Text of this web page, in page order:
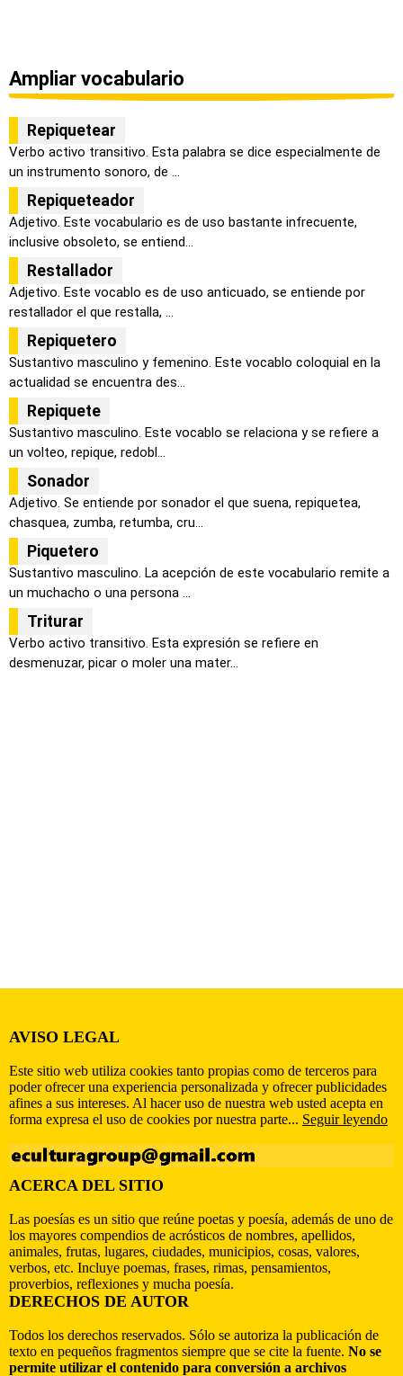
Ampliar vocabulario
Repiquetear
Verbo activo transitivo. Esta palabra se dice especialmente de
un instrumento sonoro, de ...
Repiqueteador
Adjetivo. Este vocabulario es de uso bastante infrecuente,
inclusive obsoleto, se entiend...
Restallador
Adjetivo. Este vocablo es de uso anticuado, se entiende por
restallador el que restalla, ...
Repiquetero
Sustantivo masculino y femenino. Este vocablo coloquial en la
actualidad se encuentra des...
Repiquete
Sustantivo masculino. Este vocablo se relaciona y se refiere a
un volteo, repique, redobl...
Sonador
Adjetivo. Se entiende por sonador el que suena, repiquetea,
chasquea, zumba, retumba, cru...
Piquetero
Sustantivo masculino. La acepción de este vocabulario remite a
un muchacho o una persona ...
Triturar
Verbo activo transitivo. Esta expresión se refiere en
desmenuzar, picar o moler una mater...
AVISO LEGAL
Este sitio web utiliza cookies tanto propias como de terceros para
poder ofrecer una experiencia personalizada y ofrecer publicidades
afines a sus intereses. Al hacer uso de nuestra web usted acepta en
forma expresa el uso de cookies por nuestra parte... Seguir leyendo
ACERCA DEL SITIO
Las poesías es un sitio que reúne poetas y poesía, además de uno de
los mayores compendios de acrósticos de nombres, apellidos,
animales, frutas, lugares, ciudades, municipios, cosas, valores,
verbos, etc. Incluye poemas, frases, rimas, pensamientos,
proverbios, reflexiones y mucha poesía.
DERECHOS DE AUTOR
Todos los derechos reservados. Sólo se autoriza la publicación de
texto en pequeños fragmentos siempre que se cite la fuente. No se
permite utilizar el contenido para conversión a archivos